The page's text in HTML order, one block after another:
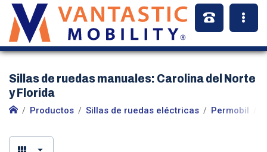
Sillas de ruedas manuales: Carolina del Norte
y Florida
Productos Sillas de ruedas eléctricas Permobil